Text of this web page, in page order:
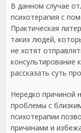
В данном случае
психотерапия с
Практическая
таких людей,
не хотят
консультирование
рассказать суть
Нередко причиной
проблемы с
психотерапии
причинами и